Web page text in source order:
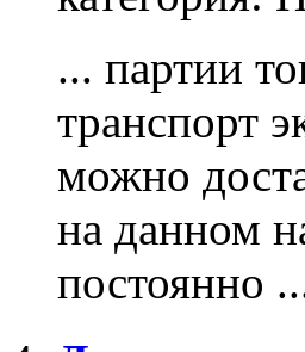
... партии
транспорт
можно
на данном
постоянно